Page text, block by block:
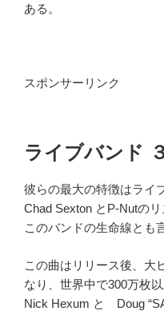
ある。
スポンサーリンク
ライブバンド
彼らの最大の特徴はライ
Chad Sexton とP-Nutの
このバンドの生命線とも
この曲はリリース後、大
なり、世界中で300万枚
Nick Hexum と Doug